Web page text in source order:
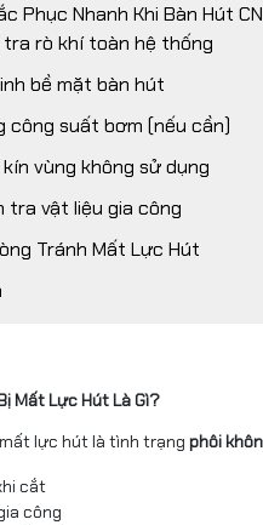
Phục Nhanh Khi Bàn Hút
tra rò khí toàn hệ thống
bề mặt bàn hút
công suất bơm (nếu cần)
kín vùng không sử dụng
tra vật liệu gia công
Tránh Mất Lực Hút
Mất Lực Hút Là Gì?
lực hút là tình trạng phôi
cắt
công